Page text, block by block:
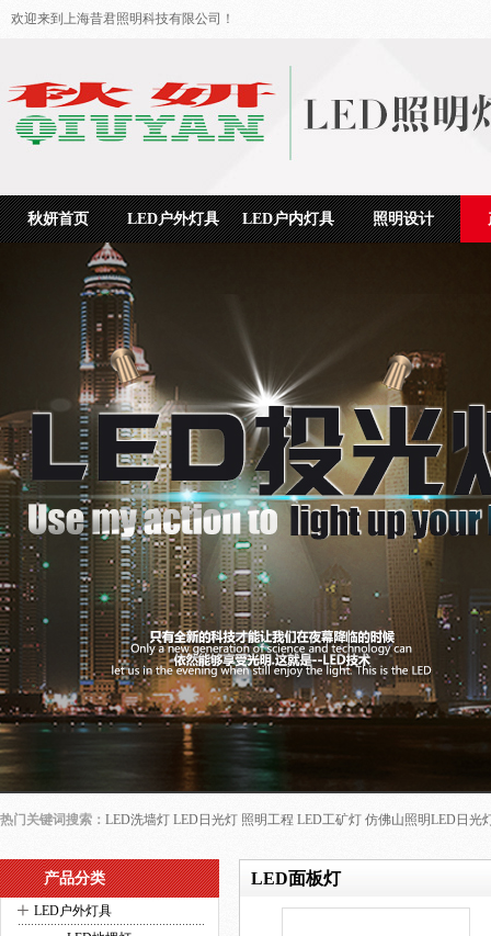
欢迎来到上海昔君照明科技有限公司！
秋妍首页 LED户外灯具 LED户内灯具 照明设计
热门关键词搜索： LED洗墙灯 LED日光灯 照明工程 LED工矿灯 仿佛山照明LED日光
产品分类
+ LED户外灯具
LED面板灯